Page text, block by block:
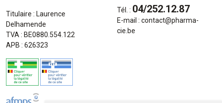
Titulaire : Laurence
Delhamende
TVA : BE0880.554.122
APB : 626323
Tél. : 04/252.12.87
E-mail : contact@pharma-
cie.be